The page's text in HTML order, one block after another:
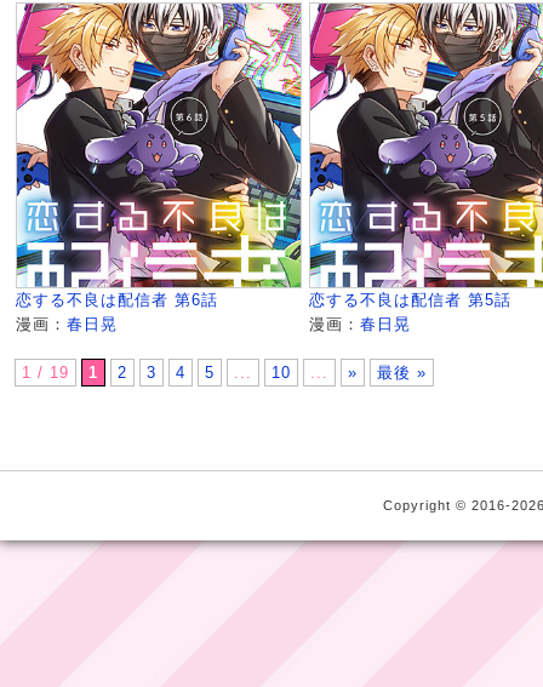
恋する不良は配信者 第6話
漫画： 春日晃
恋する不良は配信者 第5話
漫画： 春日晃
1 / 19 1 2 3 4 5 ... 10 ... » 最後 »
Copyright © 2016-